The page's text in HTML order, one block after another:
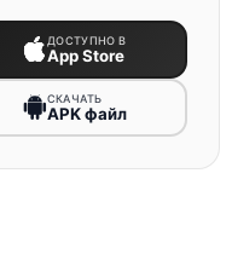
ДОСТУПНО В
App Store
СКАЧАТЬ
APK файл